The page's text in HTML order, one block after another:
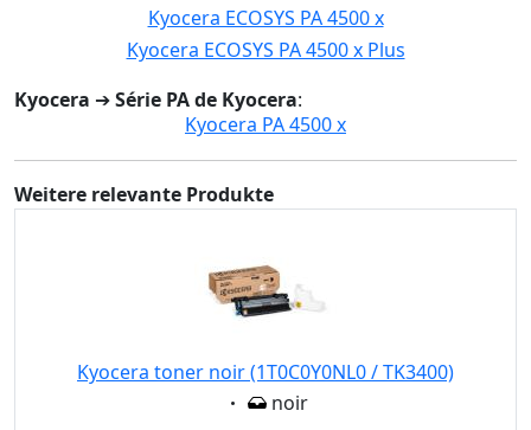
Kyocera ECOSYS PA 4500 x
Kyocera ECOSYS PA 4500 x Plus
Kyocera ➔Série PA de Kyocera:
Kyocera PA 4500 x
Weitere relevante Produkte
Kyocera toner noir (1T0C0Y0NL0 / TK3400)
Eigenschaft:
noir